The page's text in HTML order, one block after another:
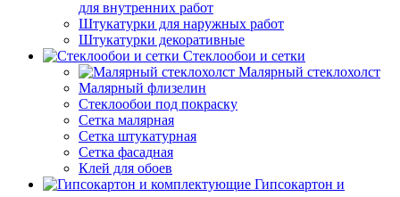
для внутренних работ
Штукатурки для наружных работ
Штукатурки декоративные
Стеклообои и сетки
Малярный стеклохолст
Малярный флизелин
Стеклообои под покраску
Сетка малярная
Сетка штукатурная
Сетка фасадная
Клей для обоев
Гипсокартон и